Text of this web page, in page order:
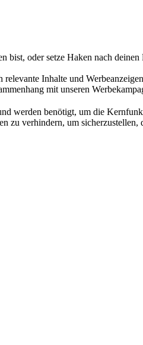
oder setze Haken nach deinen
Inhalte und
mit unseren
werden benötigt, um die
verhindern, um sicherzustellen,